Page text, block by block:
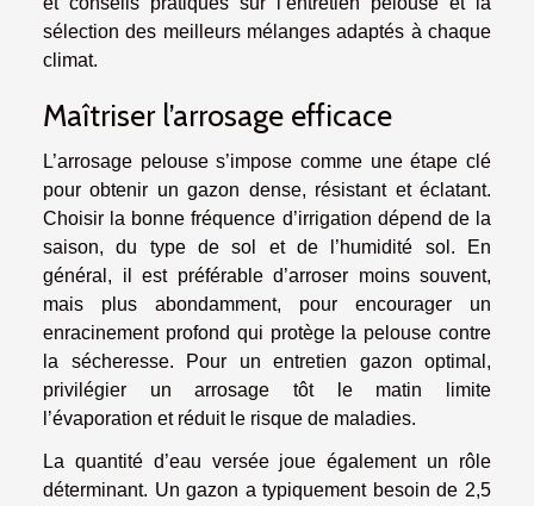
sélection des meilleurs mélanges adaptés à chaque
climat.
Maîtriser l’arrosage efficace
L’arrosage pelouse s’impose comme une étape clé
pour obtenir un gazon dense, résistant et éclatant.
Choisir la bonne fréquence d’irrigation dépend de la
saison, du type de sol et de l’humidité sol. En
général, il est préférable d’arroser moins souvent,
mais plus abondamment, pour encourager un
enracinement profond qui protège la pelouse contre
la sécheresse. Pour un entretien gazon optimal,
privilégier un arrosage tôt le matin limite
l’évaporation et réduit le risque de maladies.
La quantité d’eau versée joue également un rôle
déterminant. Un gazon a typiquement besoin de 2,5